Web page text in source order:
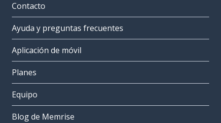
Contacto
Ayuda y preguntas frecuentes
Aplicación de móvil
Planes
Equipo
Blog de Memrise